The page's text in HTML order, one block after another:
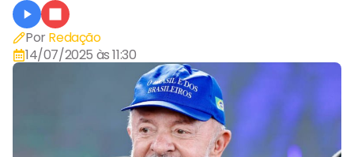
Por Redação
14/07/2025 às 11:30